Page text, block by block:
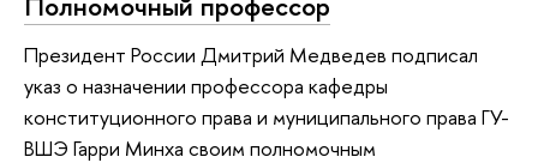
Президент России Дмитрий Медведев подписал
указ о назначении профессора кафедры
конституционного права и муниципального права ГУ-
ВШЭ Гарри Минха своим полномочным